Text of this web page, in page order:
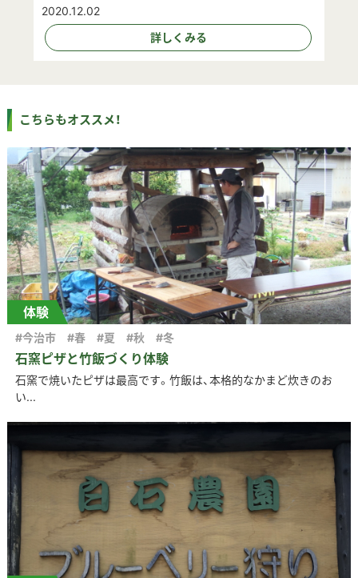
2020.12.02
詳しくみる
こちらもオススメ！
体験
石窯ピザと竹飯づくり体験
#今治市 #春 #夏 #秋 #冬
石窯で焼いたピザは最高です。竹飯は、本格的なかまど炊きのお
い...